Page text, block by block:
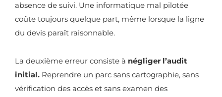
absence de suivi. Une informatique mal pilotée
coûte toujours quelque part, même lorsque la ligne
du devis paraît raisonnable.
La deuxième erreur consiste à négliger l’audit
initial. Reprendre un parc sans cartographie, sans
vérification des accès et sans examen des